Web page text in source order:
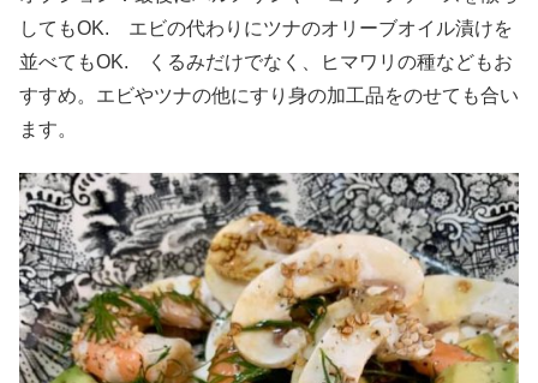
してもOK. エビの代わりにツナのオリーブオイル漬けを
並べてもOK. くるみだけでなく、ヒマワリの種などもお
すすめ。エビやツナの他にすり身の加工品をのせても合い
ます。